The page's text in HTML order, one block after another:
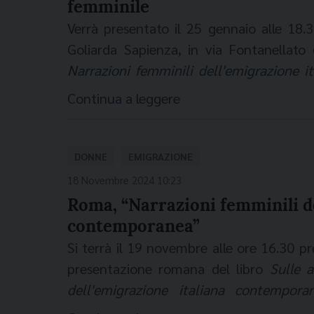
A second life. Rinascita delle donne
saggio-reportage di Ilaria De Bonis
cronaca, i sogni, le paure e il
“seconda vita”.
femminile
Verrà presentato il 25 gennaio alle
Goliarda Sapienza, in via
Narrazioni femminili dell'emigrazione
Cornero e realizzato in collaborazione
tema dell’emigrazione italiana al
milioni di connazionali che vivono
sofferma in particolare su un dato
donne, un numero che ha registrato
libro è rappresentato dalle storie di
filtri. Ciascuna di loro, con esperienze
emigrare, l'amore per il Paese
Continua a leggere
Roma, “Narrazioni femminili
contemporanea”
Si terrà il 19 novembre alle ore 16.30
presentazione romana del libro Sulle
dell'emigrazione italiana